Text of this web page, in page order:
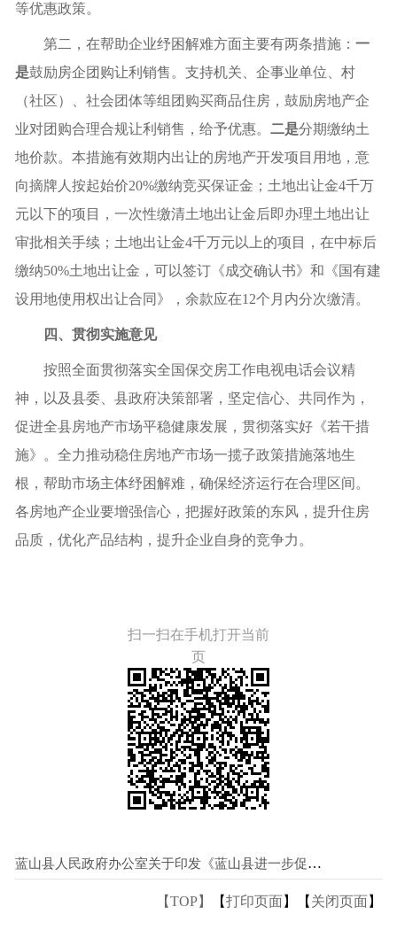
等优惠政策。
第二，在帮助企业纾困解难方面主要有两条措施： 一
是鼓励房企团购让利销售。支持机关、企事业单位、村
（社区）、社会团体等组团购买商品住房，鼓励房地产企
业对团购合理合规让利销售，给予优惠。 二是分期缴纳土
地价款。本措施有效期内出让的房地产开发项目用地，意
向摘牌人按起始价20%缴纳竞买保证金；土地出让金4千万
元以下的项目，一次性缴清土地出让金后即办理土地出让
审批相关手续；土地出让金4千万元以上的项目，在中标后
缴纳50%土地出让金，可以签订《成交确认书》和《国有建
设用地使用权出让合同》，余款应在12个月内分次缴清。
四、贯彻实施意见
按照全面贯彻落实全国保交房工作电视电话会议精
神，以及县委、县政府决策部署，坚定信心、共同作为，
促进全县房地产市场平稳健康发展，贯彻落实好《若干措
施》。全力推动稳住房地产市场一揽子政策措施落地生
根，帮助市场主体纾困解难，确保经济运行在合理区间。
各房地产企业要增强信心，把握好政策的东风，提升住房
品质，优化产品结构，提升企业自身的竞争力。
扫一扫在手机打开当前
页
蓝山县人民政府办公室关于印发《蓝山县进一步促进房地产市场平稳健康发展的若干措施》的通知
【TOP】 【打印页面】【 关闭页面】